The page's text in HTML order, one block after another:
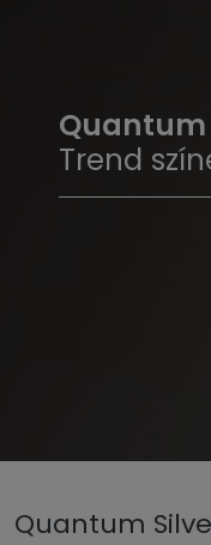
Quantum
Trend
Porlakk
Quantum